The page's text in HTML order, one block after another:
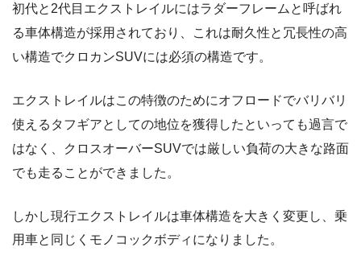
初代と2代目エクストレイルにはラダーフレームと呼ばれ
る車体構造が採用されており、これは耐久性と冗長性の高
い構造でクロカンSUVには必須の構造です。
エクストレイルはこの特徴のためにオフロードでバリバリ
使えるタフギアとしての地位を獲得したといっても過言で
はなく、クロスオーバーSUVでは厳しい負荷の大きな路面
でも走ることができました。
しかし現行エクストレイルは車体構造を大きく変更し、乗
用車と同じくモノコックボディになりました。